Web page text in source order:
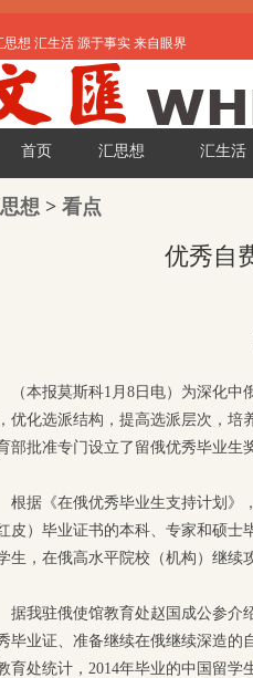
思想 汇生活 源于事实 来自眼界
首页 汇思想 汇生活
想 > 看点
优秀自
（本报莫斯科1月8日电）为深化
优化选派结构，提高选派层次，培
部批准专门设立了留俄优秀毕业生
根据《在俄优秀毕业生支持计划》
红皮）毕业证书的本科、专家和硕
生，在俄高水平院校（机构）继续
据我驻俄使馆教育处赵国成公参介
毕业证、准备继续在俄继续深造的
育处统计，2014年毕业的中国留学